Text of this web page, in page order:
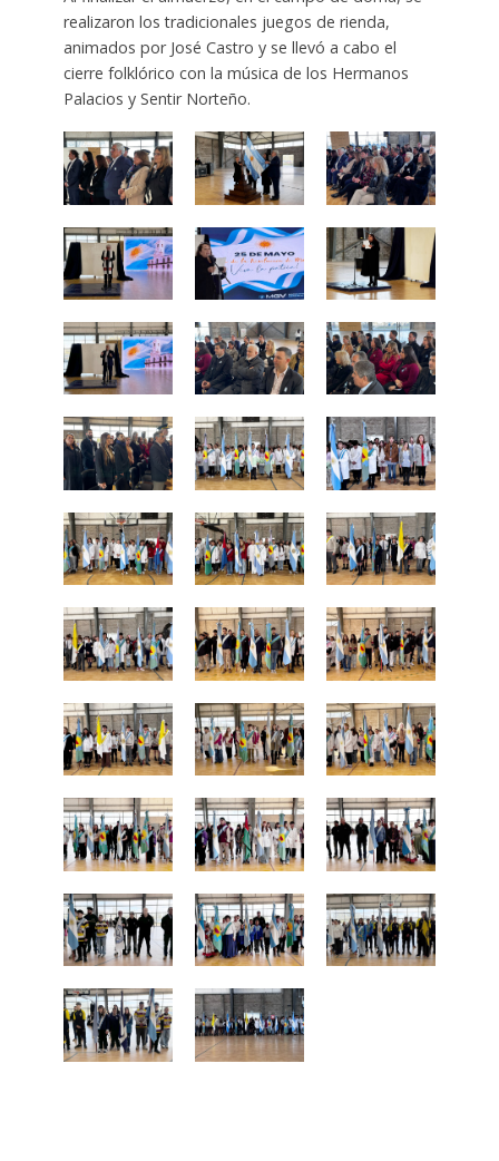
realizaron los tradicionales juegos de rienda,
animados por José Castro y se llevó a cabo el
cierre folklórico con la música de los Hermanos
Palacios y Sentir Norteño.